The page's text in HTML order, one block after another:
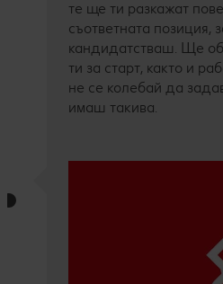
те ще ти разкажат
съответната позиция,
кандидатстваш. Ще
ти за старт, както и
не се колебай да
имаш такива.